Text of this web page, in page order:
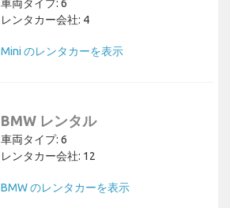
車両タイプ: 6
レンタカー会社: 4
Mini のレンタカーを表示
BMW レンタル
車両タイプ: 6
レンタカー会社: 12
BMW のレンタカーを表示